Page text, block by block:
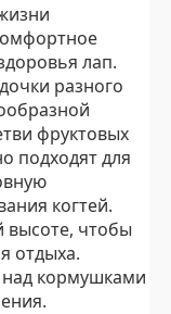
лап.
разного
фруктовых
подходят для
когтей.
высоте, чтобы
отдыха.
кормушками